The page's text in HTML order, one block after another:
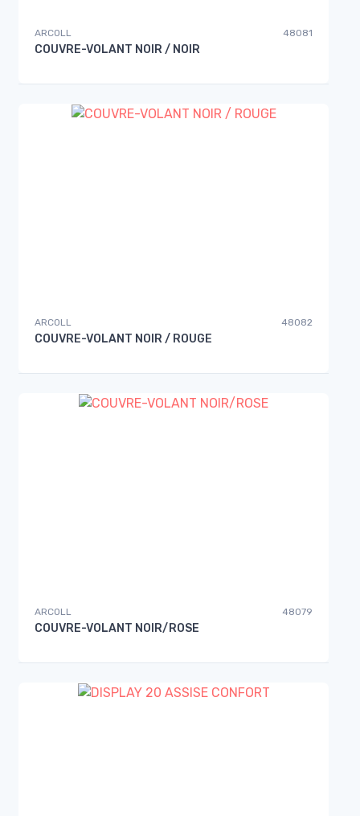
ARCOLL 48081
COUVRE-VOLANT NOIR / NOIR
ARCOLL 48082
COUVRE-VOLANT NOIR / ROUGE
ARCOLL 48079
COUVRE-VOLANT NOIR/ROSE